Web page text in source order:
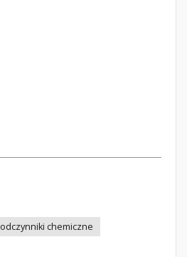
odczynniki chemiczne